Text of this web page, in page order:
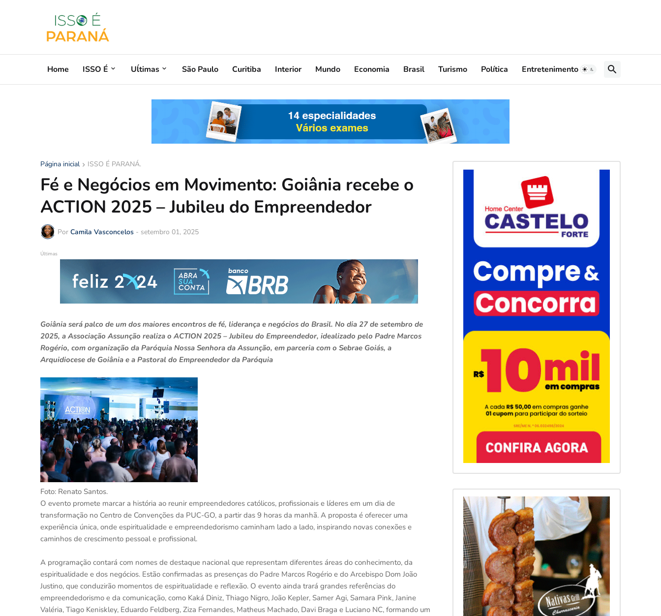
Home ISSO É Uĺtimas São Paulo Curitiba Interior Mundo Economia Brasil Turismo Política Entretenimento
Página inicial ISSO É PARANÁ.
Fé e Negócios em Movimento: Goiânia recebe o
ACTION 2025 – Jubileu do Empreendedor
Por Camila Vasconcelos - setembro 01, 2025
Últimas
Goiânia será palco de um dos maiores encontros de fé, liderança e negócios do Brasil. No dia 27 de setembro de
2025, a Associação Assunção realiza o ACTION 2025 – Jubileu do Empreendedor, idealizado pelo Padre Marcos
Rogério, com organização da Paróquia Nossa Senhora da Assunção, em parceria com o Sebrae Goiás, a
Arquidiocese de Goiânia e a Pastoral do Empreendedor da Paróquia
Foto: Renato Santos.
O evento promete marcar a história ao reunir empreendedores católicos, profissionais e líderes em um dia de
transformação no Centro de Convenções da PUC-GO, a partir das 9 horas da manhã. A proposta é oferecer uma
experiência única, onde espiritualidade e empreendedorismo caminham lado a lado, inspirando novas conexões e
caminhos de crescimento pessoal e profissional.
A programação contará com nomes de destaque nacional que representam diferentes áreas do conhecimento, da
espiritualidade e dos negócios. Estão confirmadas as presenças do Padre Marcos Rogério e do Arcebispo Dom João
Justino, que conduzirão momentos de espiritualidade e reflexão. O evento ainda trará grandes referências do
empreendedorismo e da comunicação, como Kaká Diniz, Thiago Nigro, João Kepler, Samer Agi, Samara Pink, Janine
Valéria, Tiago Keniskley, Eduardo Feldberg, Ziza Fernandes, Matheus Machado, Davi Braga e Luciano NC, formando um